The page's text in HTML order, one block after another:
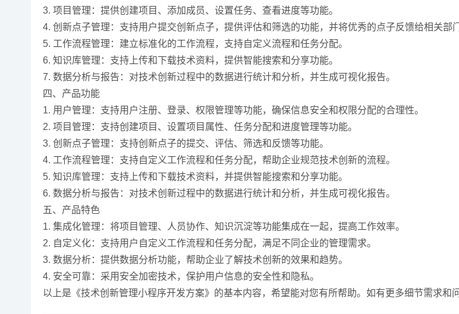
3. 项目管理：提供创建项目、添加成员、设置任务、查看进度等功能。
4. 创新点子管理：支持用户提交创新点子，提供评估和筛选的功能，并将优秀的点子反馈给相关部门
5. 工作流程管理：建立标准化的工作流程，支持自定义流程和任务分配。
6. 知识库管理：支持上传和下载技术资料，提供智能搜索和分享功能。
7. 数据分析与报告：对技术创新过程中的数据进行统计和分析，并生成可视化报告。
四、产品功能
1. 用户管理：支持用户注册、登录、权限管理等功能，确保信息安全和权限分配的合理性。
2. 项目管理：支持创建项目、设置项目属性、任务分配和进度管理等功能。
3. 创新点子管理：支持创新点子的提交、评估、筛选和反馈等功能。
4. 工作流程管理：支持自定义工作流程和任务分配，帮助企业规范技术创新的流程。
5. 知识库管理：支持上传和下载技术资料，并提供智能搜索和分享功能。
6. 数据分析与报告：对技术创新过程中的数据进行统计和分析，并生成可视化报告。
五、产品特色
1. 集成化管理：将项目管理、人员协作、知识沉淀等功能集成在一起，提高工作效率。
2. 自定义化：支持用户自定义工作流程和任务分配，满足不同企业的管理需求。
3. 数据分析：提供数据分析功能，帮助企业了解技术创新的效果和趋势。
4. 安全可靠：采用安全加密技术，保护用户信息的安全性和隐私。
以上是《技术创新管理小程序开发方案》的基本内容，希望能对您有所帮助。如有更多细节需求和